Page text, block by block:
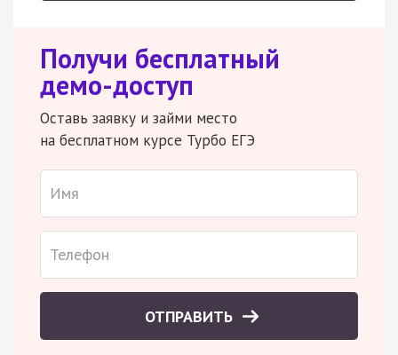
Получи бесплатный
демо-доступ
Оставь заявку и займи место
на бесплатном курсе Турбо ЕГЭ
ОТПРАВИТЬ